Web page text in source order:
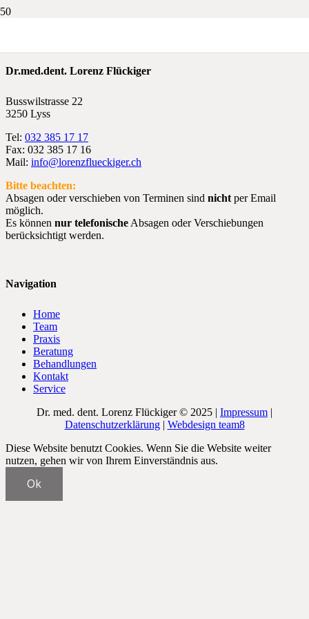
Dr.med.dent. Lorenz Flückiger
Busswilstrasse 22
3250 Lyss
Tel: 032 385 17 17
Fax: 032 385 17 16
Mail: info@lorenzflueckiger.ch
Bitte beachten:
Absagen oder verschieben von Terminen sind nicht per Email
möglich.
Es können nur telefonische Absagen oder Verschiebungen
berücksichtigt werden.
Navigation
Home
Team
Praxis
Beratung
Behandlungen
Kontakt
Service
Dr. med. dent. Lorenz Flückiger © 2025 | Impressum |
Datenschutzerklärung| Webdesign team8
Diese Website benutzt Cookies. Wenn Sie die Website weiter
nutzen, gehen wir von Ihrem Einverständnis aus.
Ok